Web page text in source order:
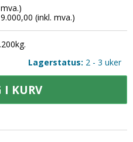
(inkl. mva.)
kg.
Lagerstatus: 2 - 3 uker
I KURV